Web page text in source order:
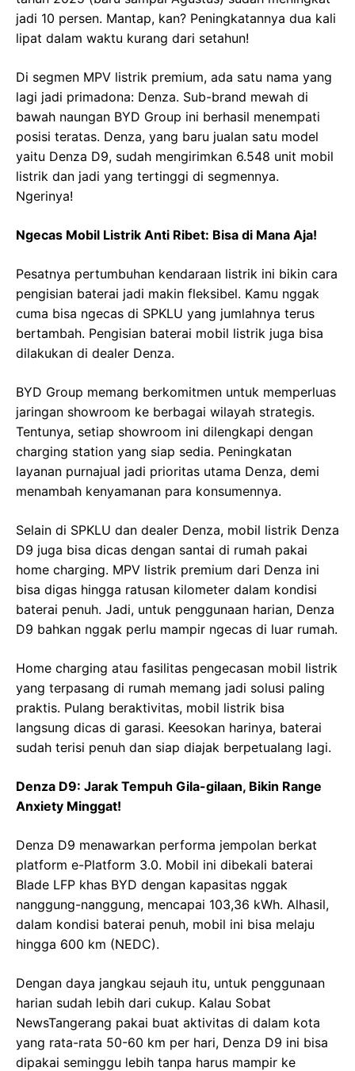
jadi 10 persen. Mantap, kan? Peningkatannya dua kali
lipat dalam waktu kurang dari setahun!
Di segmen MPV listrik premium, ada satu nama yang
lagi jadi primadona: Denza. Sub-brand mewah di
bawah naungan BYD Group ini berhasil menempati
posisi teratas. Denza, yang baru jualan satu model
yaitu Denza D9, sudah mengirimkan 6.548 unit mobil
listrik dan jadi yang tertinggi di segmennya.
Ngerinya!
Ngecas Mobil Listrik Anti Ribet: Bisa di Mana Aja!
Pesatnya pertumbuhan kendaraan listrik ini bikin cara
pengisian baterai jadi makin fleksibel. Kamu nggak
cuma bisa ngecas di SPKLU yang jumlahnya terus
bertambah. Pengisian baterai mobil listrik juga bisa
dilakukan di dealer Denza.
BYD Group memang berkomitmen untuk memperluas
jaringan showroom ke berbagai wilayah strategis.
Tentunya, setiap showroom ini dilengkapi dengan
charging station yang siap sedia. Peningkatan
layanan purnajual jadi prioritas utama Denza, demi
menambah kenyamanan para konsumennya.
Selain di SPKLU dan dealer Denza, mobil listrik Denza
D9 juga bisa dicas dengan santai di rumah pakai
home charging. MPV listrik premium dari Denza ini
bisa digas hingga ratusan kilometer dalam kondisi
baterai penuh. Jadi, untuk penggunaan harian, Denza
D9 bahkan nggak perlu mampir ngecas di luar rumah.
Home charging atau fasilitas pengecasan mobil listrik
yang terpasang di rumah memang jadi solusi paling
praktis. Pulang beraktivitas, mobil listrik bisa
langsung dicas di garasi. Keesokan harinya, baterai
sudah terisi penuh dan siap diajak berpetualang lagi.
Denza D9: Jarak Tempuh Gila-gilaan, Bikin Range
Anxiety Minggat!
Denza D9 menawarkan performa jempolan berkat
platform e-Platform 3.0. Mobil ini dibekali baterai
Blade LFP khas BYD dengan kapasitas nggak
nanggung-nanggung, mencapai 103,36 kWh. Alhasil,
dalam kondisi baterai penuh, mobil ini bisa melaju
hingga 600 km (NEDC).
Dengan daya jangkau sejauh itu, untuk penggunaan
harian sudah lebih dari cukup. Kalau Sobat
NewsTangerang pakai buat aktivitas di dalam kota
yang rata-rata 50-60 km per hari, Denza D9 ini bisa
dipakai seminggu lebih tanpa harus mampir ke